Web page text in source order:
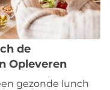
de
Opleveren
gezonde lunch